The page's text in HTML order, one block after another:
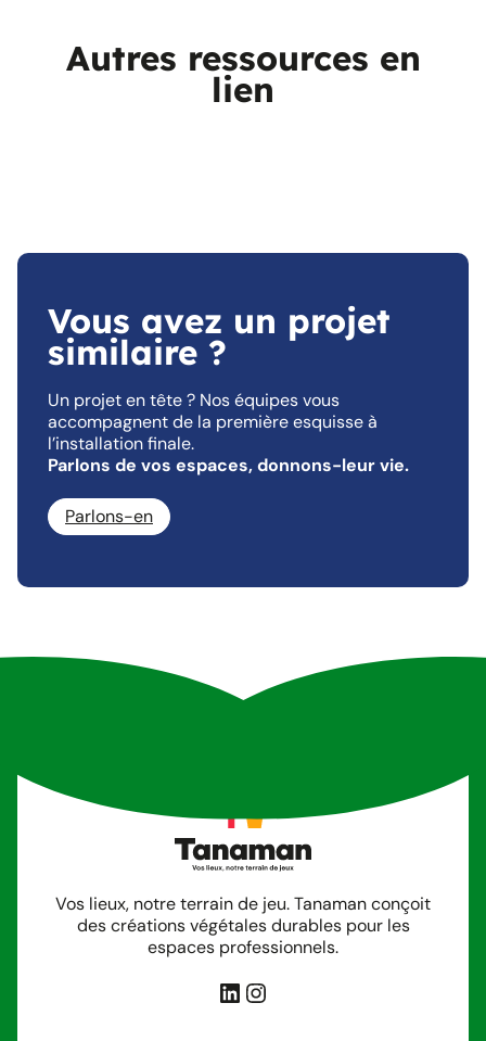
Autres ressources en
lien
Vous avez un projet
similaire ?
Un projet en tête ? Nos équipes vous
accompagnent de la première esquisse à
l’installation finale.
Parlons de vos espaces, donnons-leur vie.
Parlons-en
Vos lieux, notre terrain de jeu. Tanaman conçoit
des créations végétales durables pour les
espaces professionnels.
LinkedIn
Instagram